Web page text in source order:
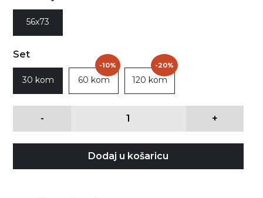
56x73
Set
30 kom 60 kom
-10%
120 kom
-20%
- +
Dodaj u košaricu